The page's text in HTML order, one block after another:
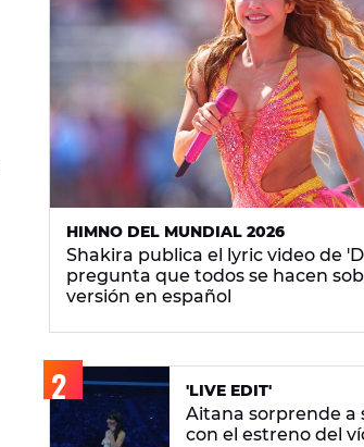
HIMNO DEL MUNDIAL 2026
Shakira publica el lyric video de
pregunta que todos se hacen
versión en español
'LIVE EDIT'
Aitana sorprende a
con el estreno del